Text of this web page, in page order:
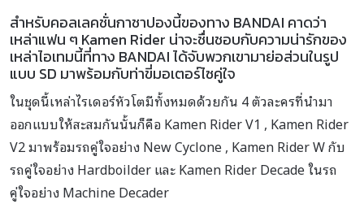
สำหรับคอลเลคชั่นกาชาปองนี้ของทาง BANDAI คาดว่า
เหล่าแฟน ๆ Kamen Rider น่าจะชื่นชอบกับความน่ารักของ
เหล่าไอเทมนี้ที่ทาง BANDAI ได้จับพวกเขามาย่อส่วนในรูป
แบบ SD มาพร้อมกับท่าขี่มอเตอร์ไซคู่ใจ
ในชุดนี้เหล่าไรเดอร์หัวโตมีทั้งหมดด้วยกัน 4 ตัวละครที่นำมา
ออกแบบให้สะสมกันนั้นก็คือ Kamen Rider V1 , Kamen Rider
V2 มาพร้อมรถคู่ใจอย่าง New Cyclone , Kamen Rider W กับ
รถคู่ใจอย่าง Hardboilder และ Kamen Rider Decade ในรถ
คู่ใจอย่าง Machine Decader